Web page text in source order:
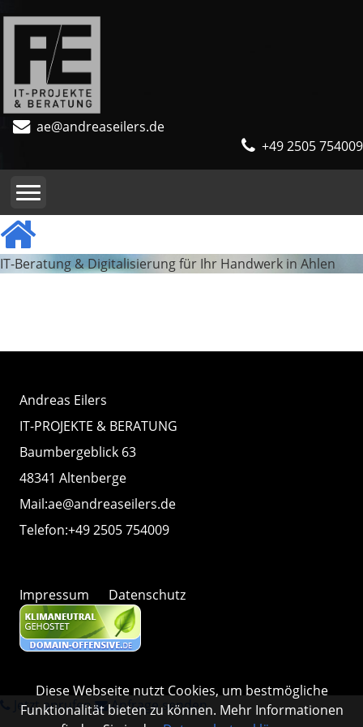
ae@andreaseilers.de
+49 2505 754009
IT-Beratung & Digitalisierung für Ihr Handwerk in Ahlen
Andreas Eilers
IT-PROJEKTE & BERATUNG
Baumbergeblick 63
48341 Altenberge
Mail:ae@andreaseilers.de
Telefon:+49 2505 754009
Impressum Datenschutz
Diese Webseite nutzt Cookies, um bestmögliche
Funktionalität bieten zu können. Mehr Informationen
Jetzt anrufen Anfrage senden